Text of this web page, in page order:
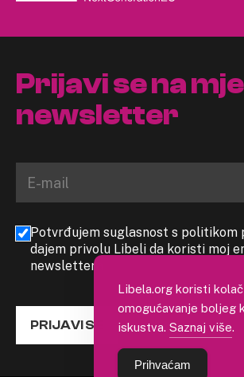
Prijavi se na
newsletter
Potvrđujem suglasnost s politikom
dajem privolu Libeli da koristi moj
newslettera
PRIJAVI SE
Libela.org koristi
omogućavanje boljeg
iskustva. Saznaj više.
Prihvaćam